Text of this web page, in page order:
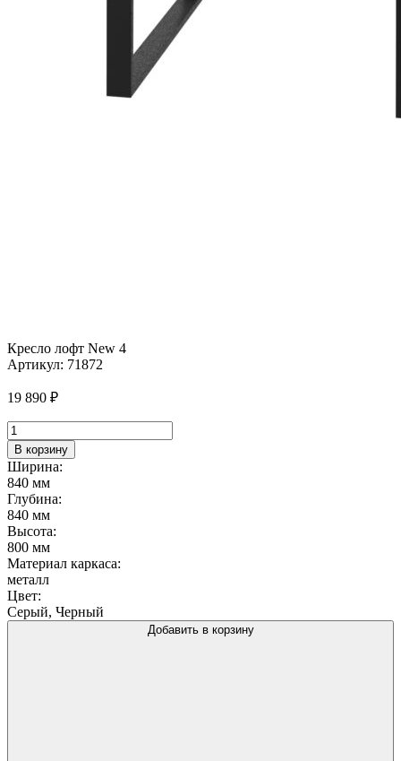
Кресло лофт New 4
Артикул: 71872
19 890 ₽
Количество
товара
Кресло
лофт
New
4
В корзину
Ширина:
840 мм
Глубина:
840 мм
Высота:
800 мм
Материал каркаса:
металл
Цвет:
Серый, Черный
Добавить в корзину